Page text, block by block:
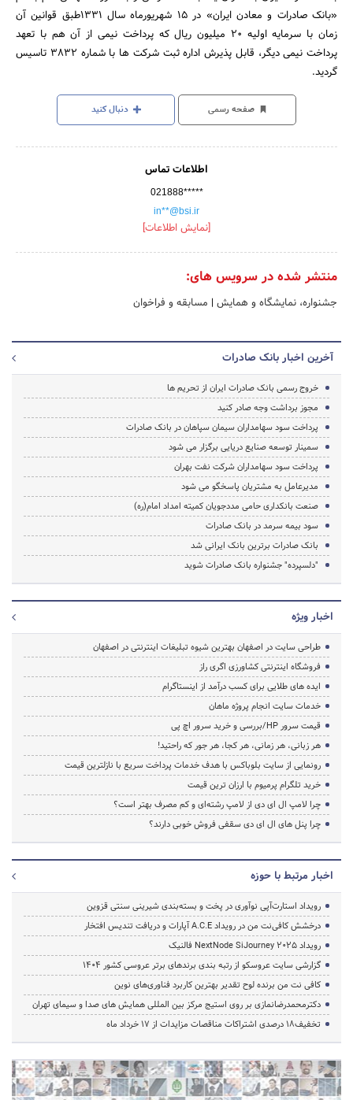
«بانک صادرات و معادن ایران» در 15 شهریورماه سال 1331طبق قوانین آن
زمان با سرمایه اولیه 20 میلیون ریال که پرداخت نیمی از آن هم با تعهد
پرداخت نیمی دیگر، قابل پذیرش اداره ثبت شرکت ها با شماره 3832 تاسیس
گردید.
صفحه رسمی دنبال کنید
اطلاعات تماس
021888*****
in**@bsi.ir
[نمایش اطلاعات]
منتشر شده در سرویس های:
جشنواره، نمایشگاه و همایش | مسابقه و فراخوان
آخرین اخبار بانک صادرات
خروج رسمی بانک صادرات ایران از تحریم ها
مجوز برداشت وجه صادر کنید
پرداخت سود سهامداران سیمان سپاهان در بانک صادرات
سمینار توسعه صنایع دریایی برگزار می شود
پرداخت سود سهامداران شرکت نفت بهران
مدیرعامل به مشتریان پاسخگو می شود
صنعت بانکداری حامی مددجویان کمیته امداد امام(ره)
سود بیمه سرمد در بانک صادرات
بانک صادرات برترین بانک ایرانی شد
"دلسپرده" جشنواره بانک صادرات شوید
اخبار ویژه
طراحی سایت در اصفهان بهترین شیوه تبلیغات اینترنتی در اصفهان
فروشگاه اینترنتی کشاورزی اگری راز
ایده های طلایی برای کسب درآمد از اینستاگرام
خدمات سایت انجام پروژه ماهان
قیمت سرور HP/بررسی و خرید سرور اچ پی
هر زبانی، هر زمانی، هر کجا، هر جور که راحتید!
رونمایی از سایت بلوباکس با هدف خدمات پرداخت سریع با نازلترین قیمت
خرید تلگرام پرمیوم با ارزان ترین قیمت
چرا لامپ ال ای دی از لامپ رشته‌ای و کم مصرف بهتر است؟
چرا پنل های ال ای دی سقفی فروش خوبی دارند؟
اخبار مرتبط با حوزه
رویداد استارت‌آپی نوآوری در پخت و بسته‌بندی شیرینی سنتی قزوین
درخشش کافی‌نت من در رویداد A.C.E آپارات و دریافت تندیس افتخار
رویداد NextNode SiJourney 2025 فالنیک
گزارشی سایت عروسکو از رتبه بندی برندهای برتر عروسی کشور 1404
کافی نت من برنده لوح تقدیر بهترین کاربرد فناوری‌های نوین
دکترمحمدرضانمازی بر روی استیج مرکز بین المللی همایش های صدا و سیمای تهران
تخفیف‌18 درصدی اشتراکات مناقصات مزایدات از 17 خرداد ماه